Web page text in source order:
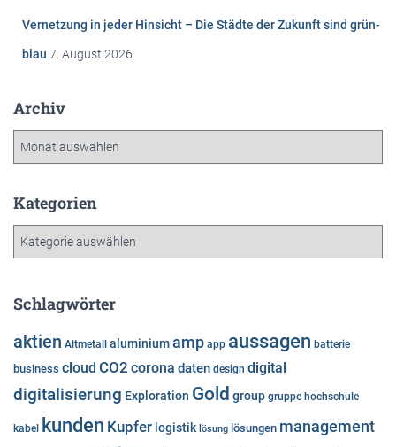
Vernetzung in jeder Hinsicht – Die Städte der Zukunft sind grün-
blau 7. August 2026
Archiv
h
Kategorien
g
r
i
e
Schlagwörter
aktien Altmetall aluminiumamp app aussagen batterie
business cloud CO2 corona daten design digital
digitalisierung Exploration Gold group gruppe hochschule
kabel kunden Kupfer logistik lösung lösungen management